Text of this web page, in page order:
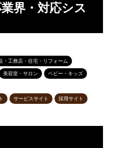
界・対応シス
・工務店・住宅・リフォーム
美容室・サロン
ベビー・キッズ
サービスサイト 採用サイト